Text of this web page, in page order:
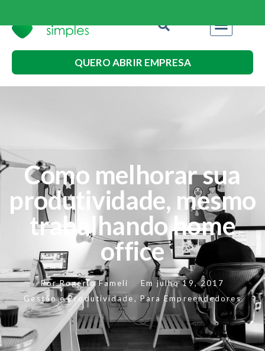
QUERO ABRIR EMPRESA
Como melhorar sua
produtividade, mesmo
trabalhando home
office
PorRogerio Fameli Em julho 19, 2017
Gestão e Produtividade, Para Empreendedores